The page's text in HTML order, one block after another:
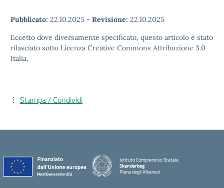
Pubblicato: 22.10.2025 - Revisione: 22.10.2025
Eccetto dove diversamente specificato, questo articolo è stato
rilasciato sotto Licenza Creative Commons Attribuzione 3.0
Italia.
Stampa / Condividi
Istituto Comprensivo Statale
Skanderbeg
Piana degli Albanesi